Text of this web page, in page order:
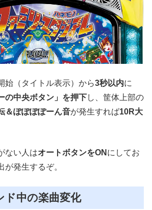
始（タイトル表示）から3秒以内に
の中央ボタン」を押下し、筐体上部の
＆ぽぽぽぽーん音が発生すれば10R大
ない人はオートボタンをON にしてお
が発生するぞ。
ド中の楽曲変化